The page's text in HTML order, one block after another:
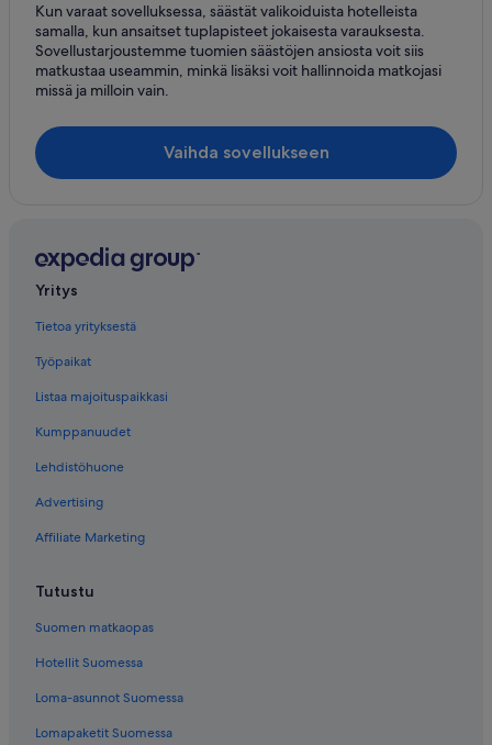
Kun varaat sovelluksessa, säästät valikoiduista hotelleista
samalla, kun ansaitset tuplapisteet jokaisesta varauksesta.
Sovellustarjoustemme tuomien säästöjen ansiosta voit siis
matkustaa useammin, minkä lisäksi voit hallinnoida matkojasi
missä ja milloin vain.
Vaihda sovellukseen
Yritys
Tietoa yrityksestä
Työpaikat
Listaa majoituspaikkasi
Kumppanuudet
Lehdistöhuone
Advertising
Affiliate Marketing
Tutustu
Suomen matkaopas
Hotellit Suomessa
Loma-asunnot Suomessa
Lomapaketit Suomessa